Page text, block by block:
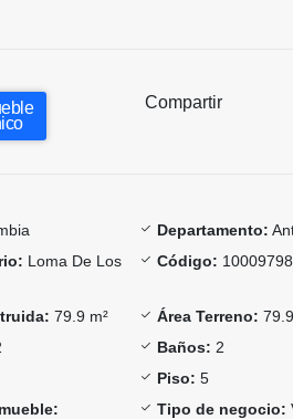
Compartir
Departamento:
Loma De Los
Código: 10009798
79.9 m² Área Terreno:
Baños: 2
Piso: 5
Tipo de negocio: